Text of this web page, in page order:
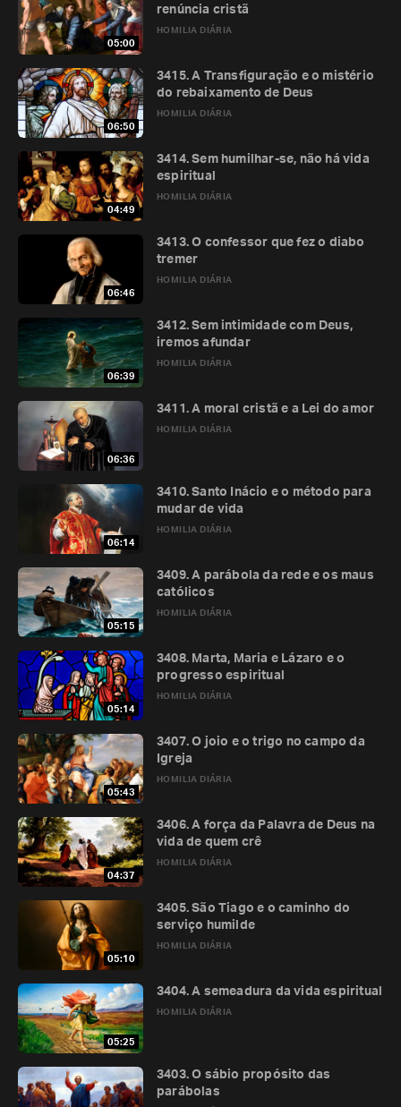
05:00
HOMILIA DIÁRIA
renúncia cristã
06:50
HOMILIA DIÁRIA
3415. A Transfiguração e o mistério
do rebaixamento de Deus
04:49
HOMILIA DIÁRIA
3414. Sem humilhar-se, não há vida
espiritual
06:46
HOMILIA DIÁRIA
3413. O confessor que fez o diabo
tremer
06:39
HOMILIA DIÁRIA
3412. Sem intimidade com Deus,
iremos afundar
06:36
HOMILIA DIÁRIA
3411. A moral cristã e a Lei do amor
06:14
HOMILIA DIÁRIA
3410. Santo Inácio e o método para
mudar de vida
05:15
HOMILIA DIÁRIA
3409. A parábola da rede e os maus
católicos
05:14
HOMILIA DIÁRIA
3408. Marta, Maria e Lázaro e o
progresso espiritual
05:43
HOMILIA DIÁRIA
3407. O joio e o trigo no campo da
Igreja
04:37
HOMILIA DIÁRIA
3406. A força da Palavra de Deus na
vida de quem crê
05:10
HOMILIA DIÁRIA
3405. São Tiago e o caminho do
serviço humilde
05:25
HOMILIA DIÁRIA
3404. A semeadura da vida espiritual
3403. O sábio propósito das
parábolas